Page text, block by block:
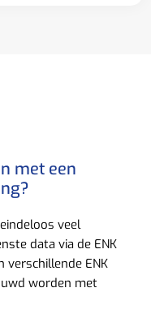
met een
veel
data via de ENK
verschillende ENK
worden met